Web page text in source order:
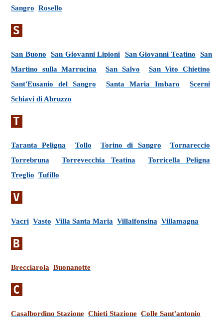
Sangro Rosello
S
San Buono San Giovanni Lipioni San Giovanni Teatino
San
Martino sulla Marrucina
San Salvo
San Vito Chietino
Sant'Eusanio del Sangro
Santa Maria Imbaro
Scerni
Schiavi di Abruzzo
T
Taranta Peligna Tollo Torino di Sangro
Tornareccio
Torrebruna
Torrevecchia Teatina
Torricella Peligna
Treglio Tufillo
V
Vacri Vasto Villa Santa Maria Villalfonsina Villamagna
B
Brecciarola Buonanotte
C
Casalbordino Stazione Chieti Stazione Colle Sant'antonio